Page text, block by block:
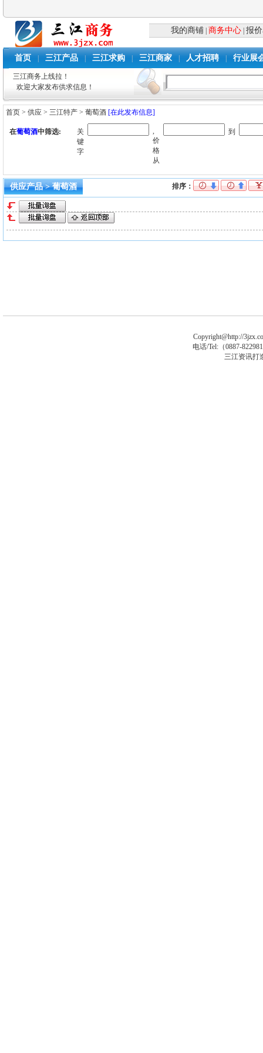
我的商铺 商务中心 |报
首页 三江产品 三江求购 三江商家 人才招聘 行业展
三江商务上线拉！
欢迎大家发布供求信息！
首页 >供应 >三江特产 >葡萄酒 [在此发布信息]
在葡萄酒中筛选:
关
键
字
,
价
格
从
到
供应产品 > 葡萄酒 排序：
Copyright@http://
电话/Tel:（0887-
三江资讯打